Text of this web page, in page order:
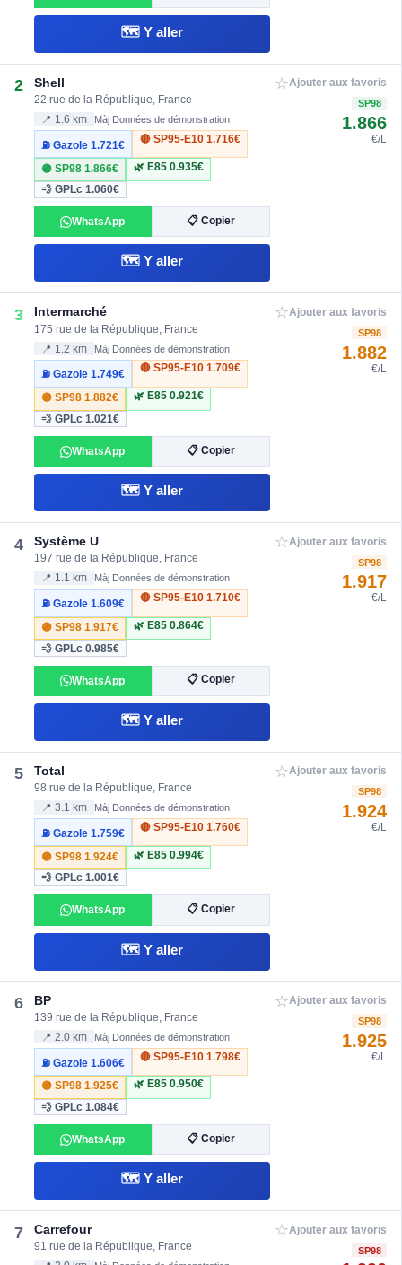
🗺️ Y aller
2 Shell
22 rue de la République, France
📍 1.6 km Màj Données de démonstration
⛽ Gazole1.721€
🔴 SP95-E10 1.716€
🟣 SP981.866€ 🌿 E85 0.935€
💨 GPLc1.060€
WhatsApp 📋 Copier
🗺️ Y aller
☆Ajouter aux favoris
SP98
1.866
€/L
3 Intermarché
175 rue de la République, France
📍 1.2 km Màj Données de démonstration
⛽ Gazole1.749€
🔴 SP95-E10 1.709€
🟣 SP981.882€ 🌿 E85 0.921€
💨 GPLc1.021€
WhatsApp 📋 Copier
🗺️ Y aller
☆Ajouter aux favoris
SP98
1.882
€/L
4 Système U
197 rue de la République, France
📍 1.1 km Màj Données de démonstration
⛽ Gazole1.609€
🔴 SP95-E10 1.710€
🟣 SP981.917€ 🌿 E85 0.864€
💨 GPLc0.985€
WhatsApp 📋 Copier
🗺️ Y aller
☆Ajouter aux favoris
SP98
1.917
€/L
5 Total
98 rue de la République, France
📍 3.1 km Màj Données de démonstration
⛽ Gazole1.759€
🔴 SP95-E10 1.760€
🟣 SP981.924€ 🌿 E85 0.994€
💨 GPLc1.001€
WhatsApp 📋 Copier
🗺️ Y aller
☆Ajouter aux favoris
SP98
1.924
€/L
6 BP
139 rue de la République, France
📍 2.0 km Màj Données de démonstration
⛽ Gazole1.606€
🔴 SP95-E10 1.798€
🟣 SP981.925€ 🌿 E85 0.950€
💨 GPLc1.084€
WhatsApp 📋 Copier
🗺️ Y aller
☆Ajouter aux favoris
SP98
1.925
€/L
7 Carrefour
91 rue de la République, France
☆Ajouter aux favoris
SP98